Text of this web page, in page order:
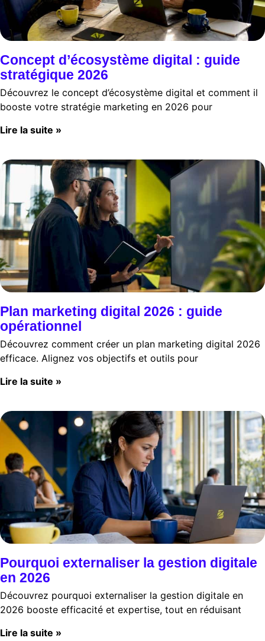
Concept d’écosystème digital : guide
stratégique 2026
Découvrez le concept d’écosystème digital et comment il
booste votre stratégie marketing en 2026 pour
Lire la suite »
Plan marketing digital 2026 : guide
opérationnel
Découvrez comment créer un plan marketing digital 2026
efficace. Alignez vos objectifs et outils pour
Lire la suite »
Pourquoi externaliser la gestion digitale
en 2026
Découvrez pourquoi externaliser la gestion digitale en
2026 booste efficacité et expertise, tout en réduisant
Lire la suite »